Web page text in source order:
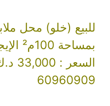
للبيع (خلو) محل
بمساحة 100م² الإيجار 1,220 د.ك
60960909